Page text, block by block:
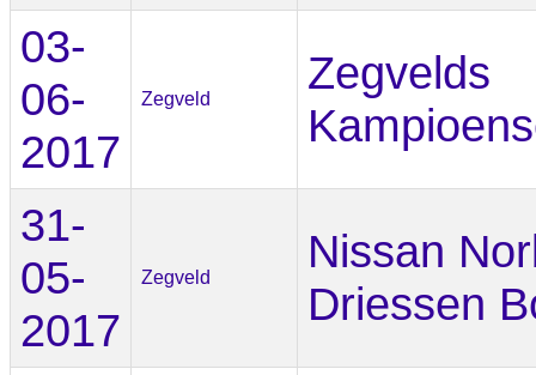
03-
06-
2017
Zegveld
Zegvelds
31-
05-
2017
Zegveld
Nissan
Driessen